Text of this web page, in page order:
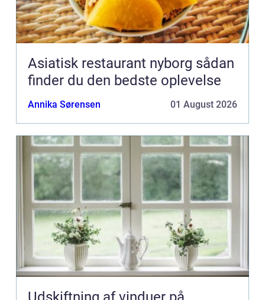
Asiatisk restaurant nyborg sådan
finder du den bedste oplevelse
Annika Sørensen 01 August 2026